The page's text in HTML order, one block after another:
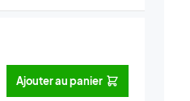
Ajouter au panier